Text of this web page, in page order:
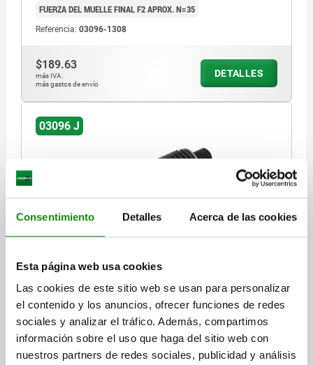
Consentimiento Detalles Acerca de las cookies
Esta página web usa cookies
Las cookies de este sitio web se usan para personalizar
el contenido y los anuncios, ofrecer funciones de redes
sociales y analizar el tráfico. Además, compartimos
información sobre el uso que haga del sitio web con
nuestros partners de redes sociales, publicidad y análisis
FUERZA DEL MUELLE FINAL F2 APROX. N=35
Referencia: 03096-1308
$189.63
más IVA.
más gastos de envío
DETALLES
03096 J
VÁSTAGO ROSCADO SIN CONTRATUERCA, ACERO
ENDURECIDO
MATERIAL DEL CUERPO DE BASE=ACERO
LONGITUD=62
SUPERFICIE CUERPO DE BASE=ENDURECIDO